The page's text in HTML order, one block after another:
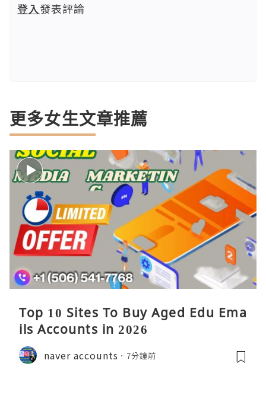
登入發表評論
更多女生文章推薦
Top 10 Sites To Buy Aged Edu Ema
ils Accounts in 2026
naver accounts 7分鐘前